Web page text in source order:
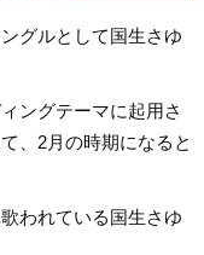
グルとして国生さゆ
ングテーマに起用さ
、2月の時期になると
われている国生さゆ